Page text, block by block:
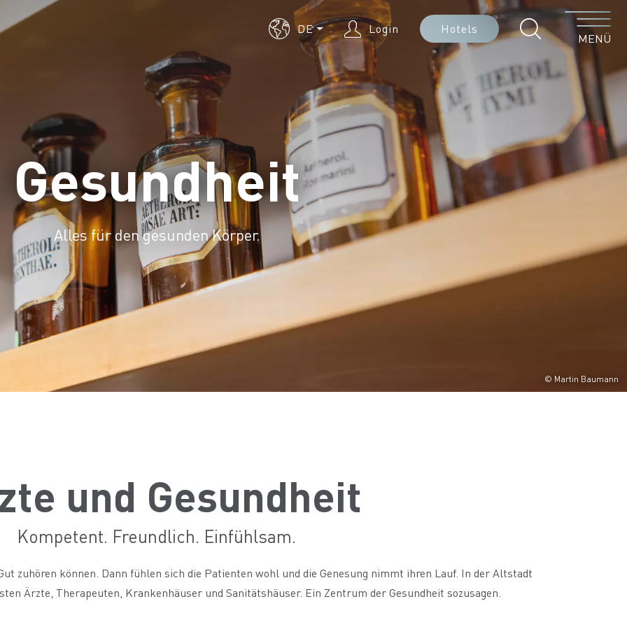
DE Login Hotels
Menü
MENÜ
© Martin Baumann
Gesundheit
Alles für den gesunden Körper.
und Gesundheit
Kompetent. Freundlich. Einfühlsam.
zuhören können. Dann fühlen sich die Patienten wohl und die Genesung nimmt ihren Lauf. In der Altstadt
Ärzte, Therapeuten, Krankenhäuser und Sanitätshäuser. Ein Zentrum der Gesundheit sozusagen.